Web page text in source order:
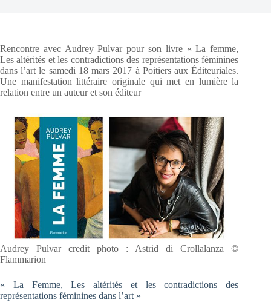
Rencontre avec Audrey Pulvar pour son livre « La femme,
Les altérités et les contradictions des représentations féminines
dans l’art le samedi 18 mars 2017 à Poitiers aux Éditeuriales.
Une manifestation littéraire originale qui met en lumière la
relation entre un auteur et son éditeur
Audrey Pulvar credit photo : Astrid di Crollalanza ©
Flammarion
« La Femme, Les altérités et les contradictions des
représentations féminines dans l’art »